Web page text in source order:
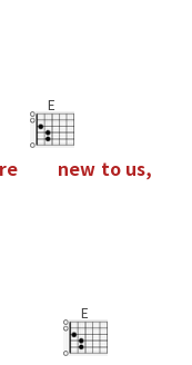
re
E
new to us,
E